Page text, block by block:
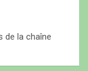
de la chaîne